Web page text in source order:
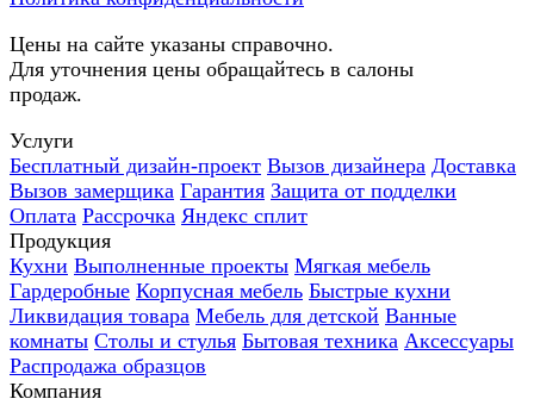
Цены на сайте указаны справочно.
Для уточнения цены обращайтесь в салоны
продаж.
Услуги
Бесплатный дизайн-проект Вызов дизайнера Доставка
Вызов замерщика Гарантия Защита от подделки
Оплата Рассрочка Яндекс сплит
Продукция
Кухни Выполненные проекты Мягкая мебель
Гардеробные Корпусная мебель Быстрые кухни
Ликвидация товара Мебель для детской Ванные
комнаты Столы и стулья Бытовая техника Аксессуары
Распродажа образцов
Компания